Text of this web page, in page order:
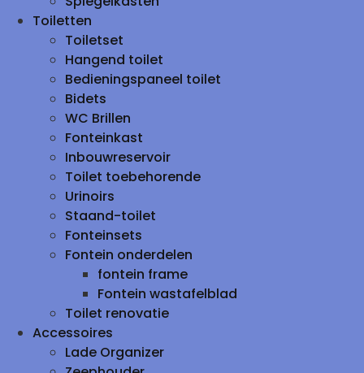
Toiletten
Toiletset
Hangend toilet
Bedieningspaneel toilet
Bidets
WC Brillen
Fonteinkast
Inbouwreservoir
Toilet toebehorende
Urinoirs
Staand-toilet
Fonteinsets
Fontein onderdelen
fontein frame
Fontein wastafelblad
Toilet renovatie
Accessoires
Lade Organizer